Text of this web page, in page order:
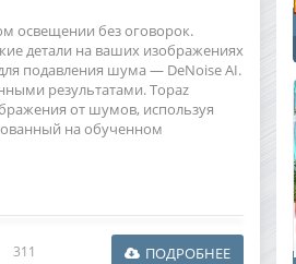
освещении без оговорок.
детали на ваших изображениях
подавления шума — DeNoise AI.
результатами. Topaz
от шумов, используя
на обученном
311 ПОДРОБНЕЕ